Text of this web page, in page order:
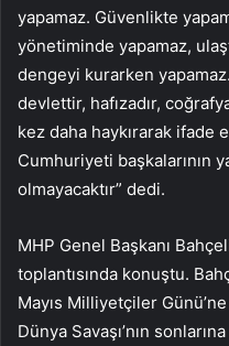
yapamaz. Güvenlikte
yönetiminde yapamaz,
dengeyi kurarken
devlettir, hafızadır,
kez daha haykırarak ifade
Cumhuriyeti başkalarının
olmayacaktır” dedi.
MHP Genel Başkanı
toplantısında konuştu.
Mayıs Milliyetçiler
Dünya Savaşı’nın